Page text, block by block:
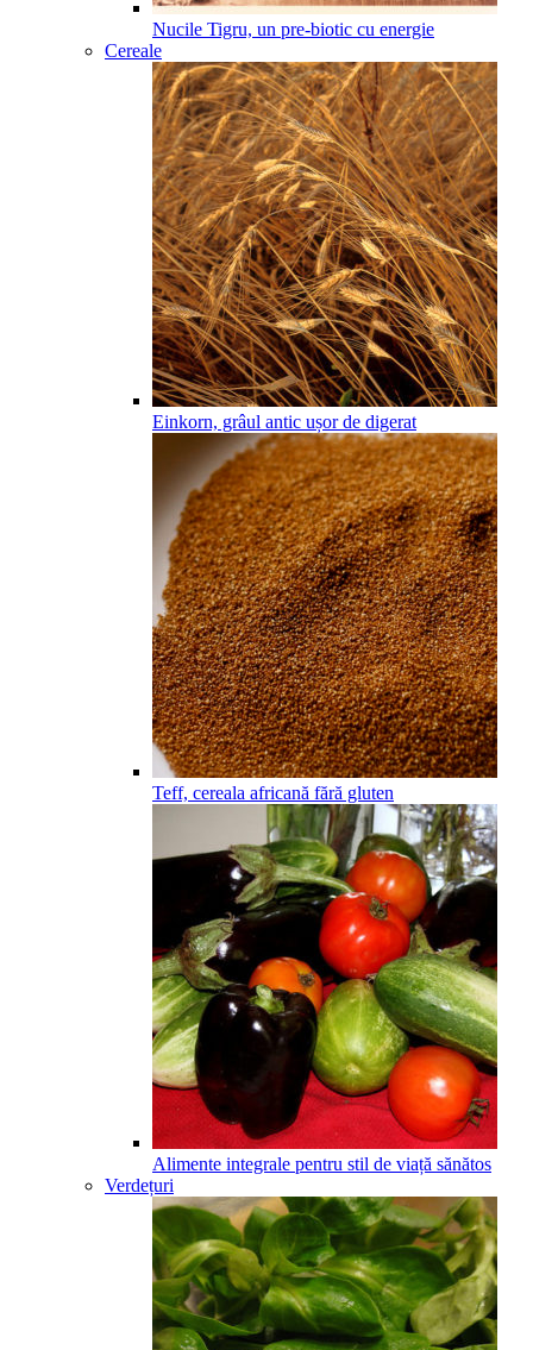
Nucile Tigru, un pre-biotic cu energie
Cereale
Einkorn, grâul antic ușor de digerat
Teff, cereala africană fără gluten
Alimente integrale pentru stil de viață sănătos
Verdețuri